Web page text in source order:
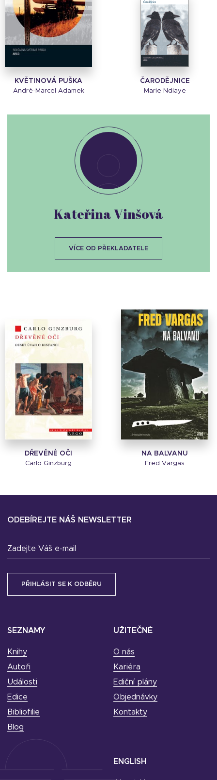
KVĚTINOVÁ PUŠKA
André-Marcel Adamek
ČARODĚJNICE
Marie Ndiaye
DŘEVĚNÉ OČI
Carlo Ginzburg
NA BALVANU
Fred Vargas
Kateřina Vinšová
VÍCE OD PŘEKLADATELE
SEZNAMY
Knihy
Autoři
Události
Edice
Bibliofilie
Blog
UŽITEČNÉ
O nás
Kariéra
Ediční plány
Objednávky
Kontakty
ODEBÍREJTE NÁŠ NEWSLETTER
Zadejte Váš e-mail
ENGLISH